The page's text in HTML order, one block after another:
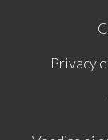
Privacy